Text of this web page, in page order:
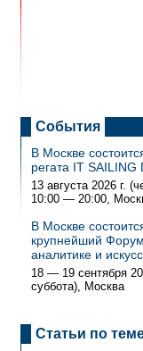
События
В Москве
регата IT SAILING
13 августа 2026 г.
10:00 — 20:00,
В Москве
крупнейший
аналитике и
18 — 19 сентября
суббота), Москва
Статьи по